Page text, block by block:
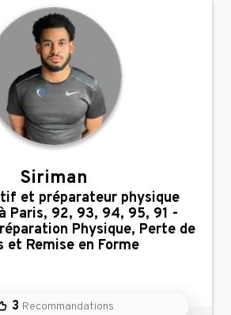
Siriman
et préparateur physique
Paris, 92, 93, 94, 95, 91 -
Physique, Perte de
et Remise en Forme
3 Recommandations